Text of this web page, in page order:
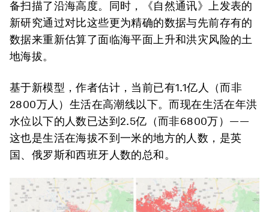
备扫描了沿海高度。同时，《自然通讯》上发表的
新研究通过对比这些更为精确的数据与先前存有的
数据来重新估算了面临海平面上升和洪灾风险的土
地海拔。
基于新模型，作者估计，当前已有1.1亿人（而非
2800万人）生活在高潮线以下。而现在生活在年洪
水位以下的人数已达到2.5亿（而非6800万）——
这也是生活在海拔不到一米的地方的人数，是英
国、俄罗斯和西班牙人数的总和。